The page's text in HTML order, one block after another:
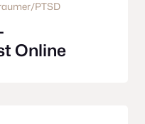
PTSD
Online